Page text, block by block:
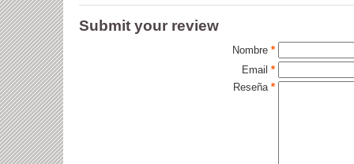
Submit your review
Nombre *
Email *
Reseña *